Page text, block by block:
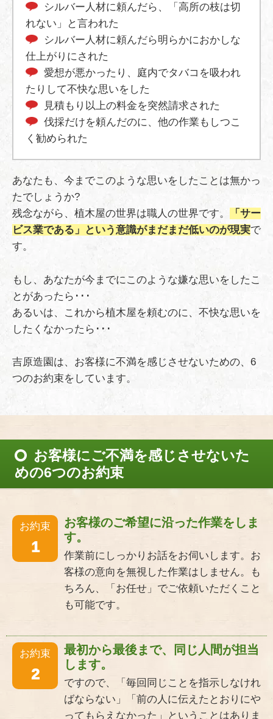
シルバー人材に頼んだら、「高所の枝は切
れない」と言われた
シルバー人材に頼んだら明らかにおかしな
仕上がりにされた
愛想が悪かったり、庭内でタバコを吸われ
たりして不快な思いをした
見積もり以上の料金を突然請求された
伐採だけを頼んだのに、他の作業もしつこ
く勧められた
あなたも、今までこのような思いをしたことは無かっ
たでしょうか?
残念ながら、植木屋の世界は職人の世界です。
「サー
ビス業である」という意識がまだまだ低いのが現実で
す。
もし、あなたが今までにこのような嫌な思いをしたこ
とがあったら･･･
あるいは、これから植木屋を頼むのに、不快な思いを
したくなかったら･･･
吉原造園は、お客様に不満を感じさせないための、6
つのお約束をしています。
お客様にご不満を感じさせないた
めの6つのお約束
お約束
1
お客様のご希望に沿った作業をしま
す。
作業前にしっかりお話をお伺いします。お
客様の意向を無視した作業はしません。も
ちろん、「お任せ」でご依頼いただくこと
も可能です。
お約束
2
最初から最後まで、同じ人間が担当
します。
ですので、「毎回同じことを指示しなけれ
ばならない」「前の人に伝えたとおりにや
ってもらえなかった」ということはありま